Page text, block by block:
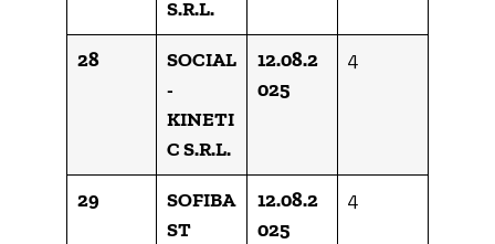
S.R.L.
28
SOCIAL
-
KINETI
C S.R.L.
12.08.2
025
4
29
SOFIBA
ST
12.08.2
025
4